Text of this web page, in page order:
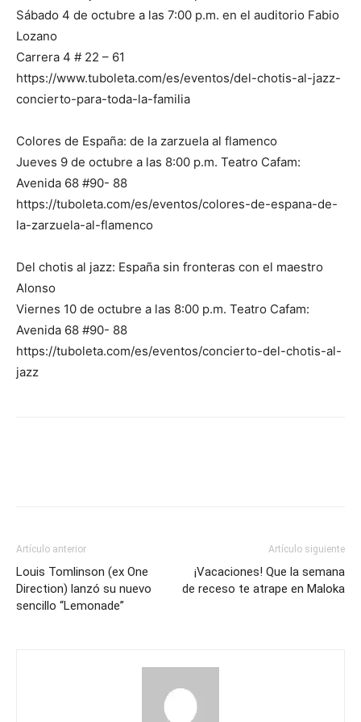
Sábado 4 de octubre a las 7:00 p.m. en el auditorio Fabio
Lozano
Carrera 4 # 22 – 61
https://www.tuboleta.com/es/eventos/del-chotis-al-jazz-
concierto-para-toda-la-familia
Colores de España: de la zarzuela al flamenco
Jueves 9 de octubre a las 8:00 p.m. Teatro Cafam:
Avenida 68 #90- 88
https://tuboleta.com/es/eventos/colores-de-espana-de-
la-zarzuela-al-flamenco
Del chotis al jazz: España sin fronteras con el maestro
Alonso
Viernes 10 de octubre a las 8:00 p.m. Teatro Cafam:
Avenida 68 #90- 88
https://tuboleta.com/es/eventos/concierto-del-chotis-al-
jazz
Artículo anterior
Louis Tomlinson (ex One
Direction) lanzó su nuevo
sencillo “Lemonade”
Artículo siguiente
¡Vacaciones! Que la semana
de receso te atrape en Maloka